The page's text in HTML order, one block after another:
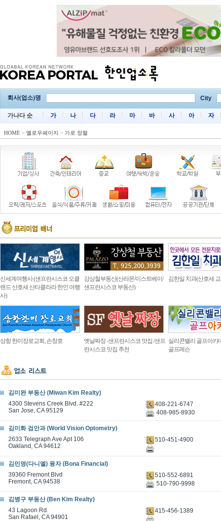
회사(업소)명 City
가나다 순 가 나 다 라 마 바 사 아 자
HOME > 옐로우페이지 > 가로 정렬
신세계여행사 (샌프란시스코 오클
랜드 산호세 산타클라라 한인 여행
사)
강상철부동산(산라몬/이스트베이/
샌프란시스코 부동산)
김한일 치과(산호세
상항 한미장로교회, 손창호
옛날짜장 -샌프란시스코 맛집 /샌프
란시스코 맛집 추천
실리콘밸리 골프아카
골프레슨
김미완 부동산 (Miwan Kim Realty)
4300 Stevens Creek Blvd. #222
San Jose, CA 95129
408-221-6747
408-985-8930
김미화 검안과 (World Vision Optometry)
2633 Telegraph Ave Apt 106
Oakland, CA 94612
510-451-4900
김민영(다니엘) 융자 (Bona Financial)
39360 Fremont Blvd
Fremont, CA 94538
510-552-6891
510-790-9998
김병구 부동산 (Ben Kim Realty)
43 Lagoon Rd.
San Rafael, CA 94901
415-456-1389